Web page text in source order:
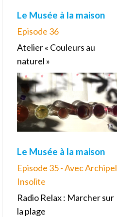
Le Musée à la maison
Episode 36
Atelier « Couleurs au
naturel »
Le Musée à la maison
Episode 35 - Avec Archipel
Insolite
Radio Relax : Marcher sur
la plage